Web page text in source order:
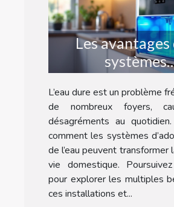
Les avantages
systèmes
d'adoucissement
pour la
L’eau dure est un problème
de nombreux foyers,
désagréments au
comment les systèmes
de l’eau peuvent transformer
vie domestique.
pour explorer les multiples
ces installations et...